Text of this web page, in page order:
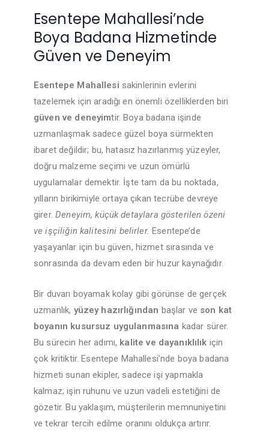
Esentepe Mahallesi’nde
Boya Badana Hizmetinde
Güven ve Deneyim
Esentepe Mahallesi sakinlerinin evlerini
tazelemek için aradığı en önemli özelliklerden biri
güven ve deneyimtir. Boya badana işinde
uzmanlaşmak sadece güzel boya sürmekten
ibaret değildir; bu, hatasız hazırlanmış yüzeyler,
doğru malzeme seçimi ve uzun ömürlü
uygulamalar demektir. İşte tam da bu noktada,
yılların birikimiyle ortaya çıkan tecrübe devreye
girer.Deneyim, küçük detaylara gösterilen özeni
ve işçiliğin kalitesini belirler. Esentepe’de
yaşayanlar için bu güven, hizmet sırasında ve
sonrasında da devam eden bir huzur kaynağıdır.
Bir duvarı boyamak kolay gibi görünse de gerçek
uzmanlık, yüzey hazırlığından başlar ve son kat
boyanın kusursuz uygulanmasına kadar sürer.
Bu sürecin her adımı, kalite ve dayanıklılık için
çok kritiktir. Esentepe Mahallesi’nde boya badana
hizmeti sunan ekipler, sadece işi yapmakla
kalmaz; işin ruhunu ve uzun vadeli estetiğini de
gözetir. Bu yaklaşım, müşterilerin memnuniyetini
ve tekrar tercih edilme oranını oldukça artırır.